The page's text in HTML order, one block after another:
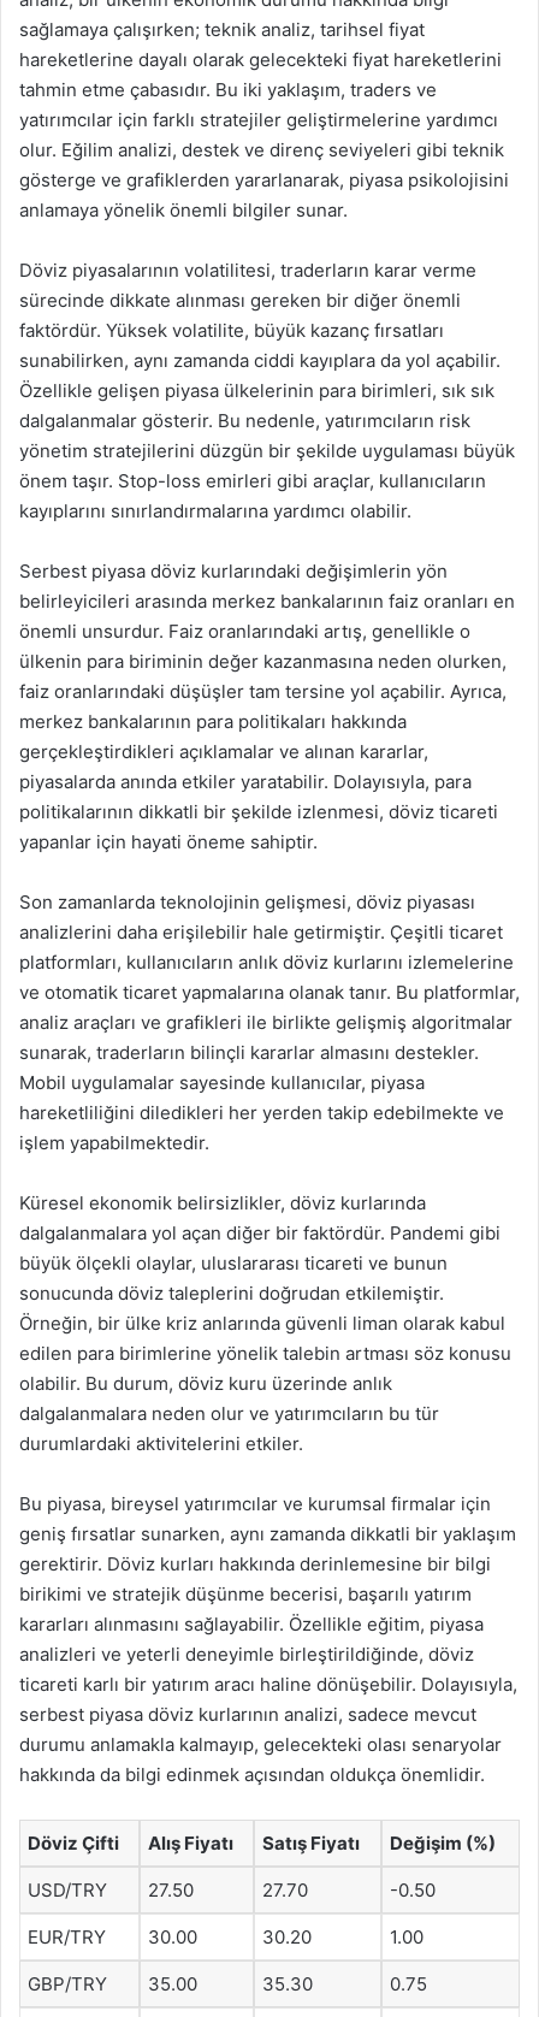
sağlamaya çalışırken; teknik analiz, tarihsel fiyat
hareketlerine dayalı olarak gelecekteki fiyat hareketlerini
tahmin etme çabasıdır. Bu iki yaklaşım, traders ve
yatırımcılar için farklı stratejiler geliştirmelerine yardımcı
olur. Eğilim analizi, destek ve direnç seviyeleri gibi teknik
gösterge ve grafiklerden yararlanarak, piyasa psikolojisini
anlamaya yönelik önemli bilgiler sunar.
Döviz piyasalarının volatilitesi, traderların karar verme
sürecinde dikkate alınması gereken bir diğer önemli
faktördür. Yüksek volatilite, büyük kazanç fırsatları
sunabilirken, aynı zamanda ciddi kayıplara da yol açabilir.
Özellikle gelişen piyasa ülkelerinin para birimleri, sık sık
dalgalanmalar gösterir. Bu nedenle, yatırımcıların risk
yönetim stratejilerini düzgün bir şekilde uygulaması büyük
önem taşır. Stop-loss emirleri gibi araçlar, kullanıcıların
kayıplarını sınırlandırmalarına yardımcı olabilir.
Serbest piyasa döviz kurlarındaki değişimlerin yön
belirleyicileri arasında merkez bankalarının faiz oranları en
önemli unsurdur. Faiz oranlarındaki artış, genellikle o
ülkenin para biriminin değer kazanmasına neden olurken,
faiz oranlarındaki düşüşler tam tersine yol açabilir. Ayrıca,
merkez bankalarının para politikaları hakkında
gerçekleştirdikleri açıklamalar ve alınan kararlar,
piyasalarda anında etkiler yaratabilir. Dolayısıyla, para
politikalarının dikkatli bir şekilde izlenmesi, döviz ticareti
yapanlar için hayati öneme sahiptir.
Son zamanlarda teknolojinin gelişmesi, döviz piyasası
analizlerini daha erişilebilir hale getirmiştir. Çeşitli ticaret
platformları, kullanıcıların anlık döviz kurlarını izlemelerine
ve otomatik ticaret yapmalarına olanak tanır. Bu platformlar,
analiz araçları ve grafikleri ile birlikte gelişmiş algoritmalar
sunarak, traderların bilinçli kararlar almasını destekler.
Mobil uygulamalar sayesinde kullanıcılar, piyasa
hareketliliğini diledikleri her yerden takip edebilmekte ve
işlem yapabilmektedir.
Küresel ekonomik belirsizlikler, döviz kurlarında
dalgalanmalara yol açan diğer bir faktördür. Pandemi gibi
büyük ölçekli olaylar, uluslararası ticareti ve bunun
sonucunda döviz taleplerini doğrudan etkilemiştir.
Örneğin, bir ülke kriz anlarında güvenli liman olarak kabul
edilen para birimlerine yönelik talebin artması söz konusu
olabilir. Bu durum, döviz kuru üzerinde anlık
dalgalanmalara neden olur ve yatırımcıların bu tür
durumlardaki aktivitelerini etkiler.
Bu piyasa, bireysel yatırımcılar ve kurumsal firmalar için
geniş fırsatlar sunarken, aynı zamanda dikkatli bir yaklaşım
gerektirir. Döviz kurları hakkında derinlemesine bir bilgi
birikimi ve stratejik düşünme becerisi, başarılı yatırım
kararları alınmasını sağlayabilir. Özellikle eğitim, piyasa
analizleri ve yeterli deneyimle birleştirildiğinde, döviz
ticareti karlı bir yatırım aracı haline dönüşebilir. Dolayısıyla,
serbest piyasa döviz kurlarının analizi, sadece mevcut
durumu anlamakla kalmayıp, gelecekteki olası senaryolar
hakkında da bilgi edinmek açısından oldukça önemlidir.
Döviz Çifti Alış Fiyatı Satış Fiyatı Değişim (%)
USD/TRY 27.50 27.70 -0.50
EUR/TRY 30.00 30.20 1.00
GBP/TRY 35.00 35.30 0.75